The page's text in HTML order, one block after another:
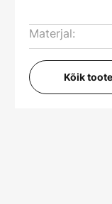
Materjal:
Kõik